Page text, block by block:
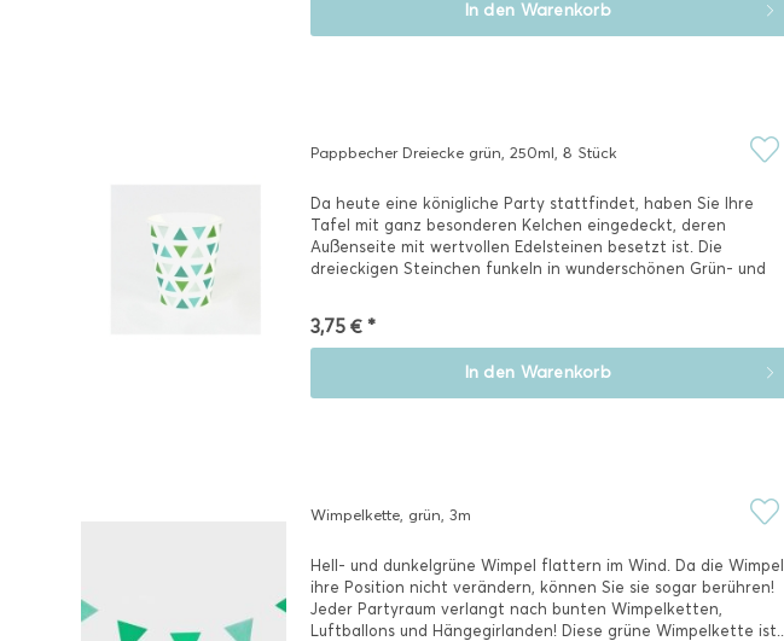
In den Warenkorb
Pappbecher Dreiecke grün, 250ml, 8 Stück
Da heute eine königliche Party stattfindet, haben Sie Ihre
Tafel mit ganz besonderen Kelchen eingedeckt, deren
Außenseite mit wertvollen Edelsteinen besetzt ist. Die
dreieckigen Steinchen funkeln in wunderschönen Grün- und
3,75 € *
In den Warenkorb
Wimpelkette, grün, 3m
Hell- und dunkelgrüne Wimpel flattern im Wind. Da die Wimpel
ihre Position nicht verändern, können Sie sie sogar berühren!
Jeder Partyraum verlangt nach bunten Wimpelketten,
Luftballons und Hängegirlanden! Diese grüne Wimpelkette ist...